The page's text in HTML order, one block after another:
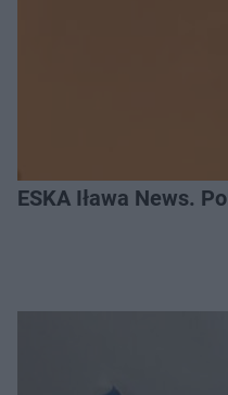
ESKA Iława News.